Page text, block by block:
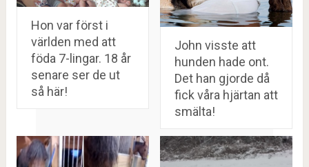
Hon var först i
världen med att
föda 7-lingar. 18 år
senare ser de ut
så här!
John visste att
hunden hade ont.
Det han gjorde då
fick våra hjärtan att
smälta!